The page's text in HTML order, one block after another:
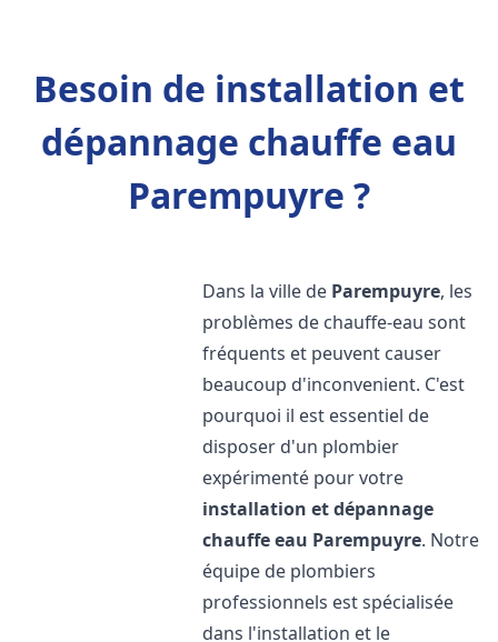
Besoin de installation et
dépannage chauffe eau
Parempuyre ?
Dans la ville de Parempuyre, les
problèmes de chauffe-eau sont
fréquents et peuvent causer
beaucoup d'inconvenient. C'est
pourquoi il est essentiel de
disposer d'un plombier
expérimenté pour votre
installation et dépannage
chauffe eau Parempuyre. Notre
équipe de plombiers
professionnels est spécialisée
dans l'installation et le